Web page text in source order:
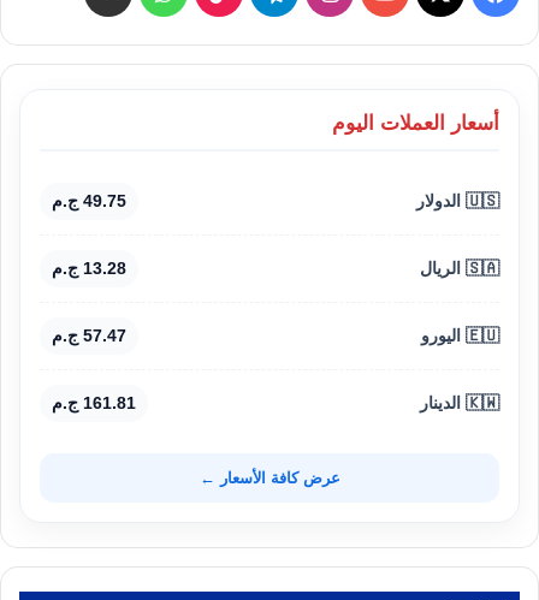
أسعار العملات اليوم
🇺🇸 الدولار 49.75 ج.م
🇸🇦 الريال 13.28 ج.م
🇪🇺 اليورو 57.47 ج.م
🇰🇼 الدينار 161.81 ج.م
عرض كافة الأسعار ←